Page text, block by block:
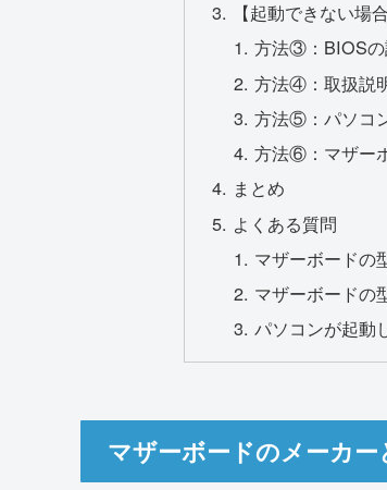
【起動できない場
方法③：BIOSの
方法④：取扱説
方法⑤：パソコ
方法⑥：マザー
まとめ
よくある質問
マザーボードの
マザーボードの
パソコンが起動
マザーボードのメーカ